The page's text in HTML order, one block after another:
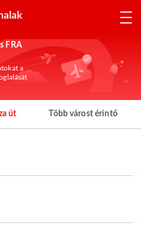
FRA
a
út Több várost érintő